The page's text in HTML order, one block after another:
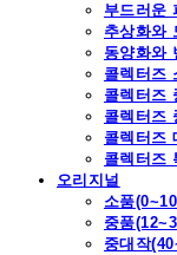
부드러운
추상화와
동양화와
콜렉터즈
콜렉터즈
콜렉터즈
콜렉터즈
콜렉터즈
오리지널
소품
중품
중대작